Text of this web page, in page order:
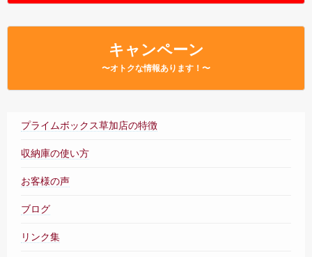
店舗内案内
– Agreement –
キャンペーン
〜オトクな情報あります！〜
プライムボックス草加店の特徴
収納庫の使い方
お客様の声
ブログ
リンク集